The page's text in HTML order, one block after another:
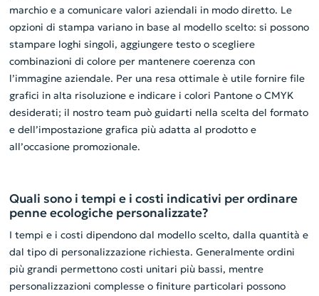
marchio e a comunicare valori aziendali in modo diretto. Le
opzioni di stampa variano in base al modello scelto: si possono
stampare loghi singoli, aggiungere testo o scegliere
combinazioni di colore per mantenere coerenza con
l’immagine aziendale. Per una resa ottimale è utile fornire file
grafici in alta risoluzione e indicare i colori Pantone o CMYK
desiderati; il nostro team può guidarti nella scelta del formato
e dell’impostazione grafica più adatta al prodotto e
all’occasione promozionale.
Quali sono i tempi e i costi indicativi per ordinare
penne ecologiche personalizzate?
I tempi e i costi dipendono dal modello scelto, dalla quantità e
dal tipo di personalizzazione richiesta. Generalmente ordini
più grandi permettono costi unitari più bassi, mentre
personalizzazioni complesse o finiture particolari possono